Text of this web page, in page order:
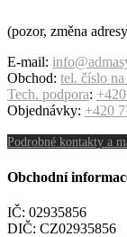
(pozor, změna
E-mail:
Obchod: tel. číslo
Tech. podpora:
Objednávky: +420
Podrobné kontakty a
Obchodní
IČ: 02935856
DIČ: CZ02935856